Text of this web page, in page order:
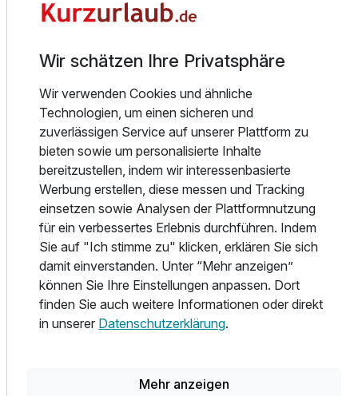
Doppelzimmer Komfort
2 Erwachsene und 1 Kind
Ihnen einen gelungenen Start in jeden neuen Urlaubstag.
köstlichen hausgemachten Kuchen.
Das kulinarische Highlight des Tages ist ein Gedicht von
einem Abendessen. Delikate viergängige Wahlmenüs mit
Salatbuffet oder unwiderstehliche Buffetabende sind der
verlockende Auftakt zu Ihren Urlaubsabenden im Hotel
Sommerhof. Freuen Sie sich auf regionale Schmankerl und
österreichische Gaumenfreuden ebenso wie auf Genüsse
aus der großen weiten Welt. Gerne empfehlen wir Ihnen
dazu den passenden Tropfen aus unserem gut sortierten
Weinkeller.
WELLNESS
Die Wellnesseinrichtungen umfassen 2 Saunen für
Erwachsene, eine Kindersauna und einen Whirlpool. Ein
Solarium und eine Auswahl an Massagen werden gegen
ENTSPANNUNG für Groß und Klein
Wir schätzen Ihre Privatsphäre
Wir verwenden Cookies und ähnliche
Technologien, um einen sicheren und
zuverlässigen Service auf unserer Plattform zu
bieten sowie um personalisierte Inhalte
bereitzustellen, indem wir interessenbasierte
Werbung erstellen, diese messen und Tracking
einsetzen sowie Analysen der Plattformnutzung
für ein verbessertes Erlebnis durchführen. Indem
Sie auf "Ich stimme zu" klicken, erklären Sie sich
damit einverstanden. Unter “Mehr anzeigen”
können Sie Ihre Einstellungen anpassen. Dort
finden Sie auch weitere Informationen oder direkt
in unserer Datenschutzerklärung.
Mehr anzeigen